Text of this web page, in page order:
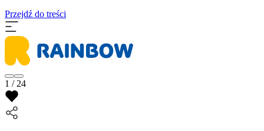
Przejdź do treści
1 / 24